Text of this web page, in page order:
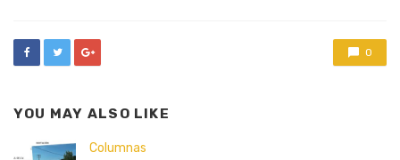
0
YOU MAY ALSO LIKE
Columnas